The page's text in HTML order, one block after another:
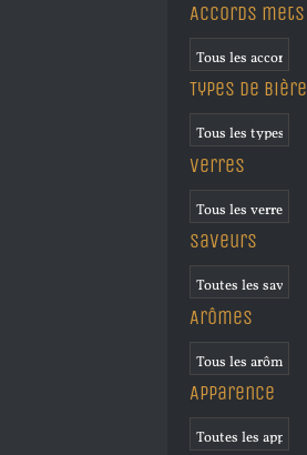
Accords mets
Types de bière
Verres
Saveurs
Arômes
Apparence